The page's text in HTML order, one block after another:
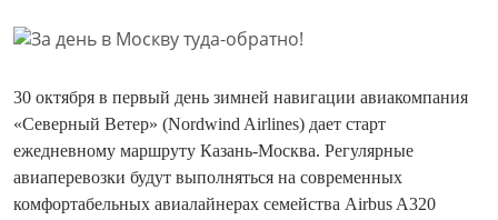
30 октября в первый день зимней навигации авиакомпания
«Северный Ветер» (Nordwind Airlines) дает старт
ежедневному маршруту Казань-Москва. Регулярные
авиаперевозки будут выполняться на современных
комфортабельных авиалайнерах семейства Airbus A320